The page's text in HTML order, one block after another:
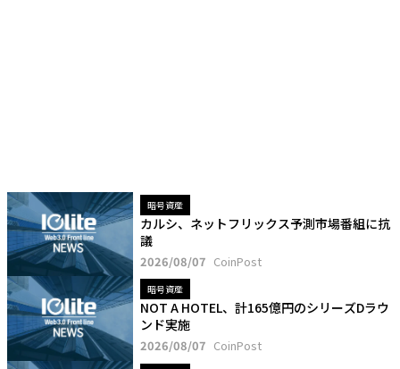
暗号資産
カルシ、ネットフリックス予測市場番組に抗
議
2026/08/07 CoinPost
暗号資産
NOT A HOTEL、計165億円のシリーズDラウ
ンド実施
2026/08/07 CoinPost